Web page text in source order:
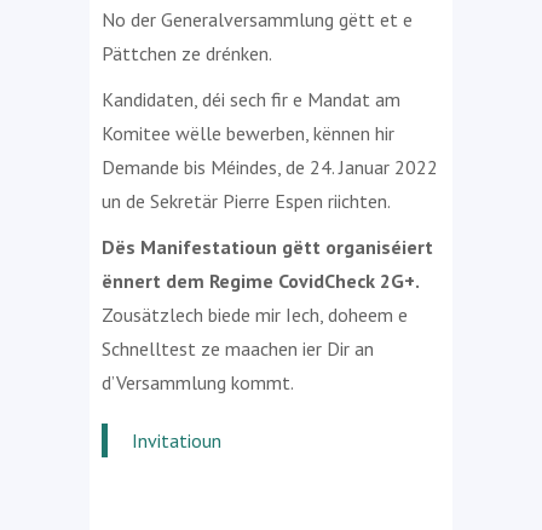
No der Generalversammlung gëtt et e
Pättchen ze drénken.
Kandidaten, déi sech fir e Mandat am
Komitee wëlle bewerben, kënnen hir
Demande bis Méindes, de 24. Januar 2022
un de Sekretär Pierre Espen riichten.
Dës Manifestatioun gëtt organiséiert
ënnert dem Regime CovidCheck 2G+.
Zousätzlech biede mir Iech, doheem e
Schnelltest ze maachen ier Dir an
d’Versammlung kommt.
Invitatioun